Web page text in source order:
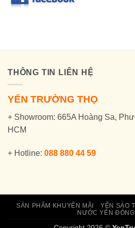
THÔNG TIN LIÊN HỆ
YẾN TRƯỜNG THỌ
+ Showroom: 665A Hoàng Sa,
HCM
+ Hotline: 088 880 44 59
SẢN PHẨM KHUYẾN MÃI YẾN SÀO
NƯỚC YẾN